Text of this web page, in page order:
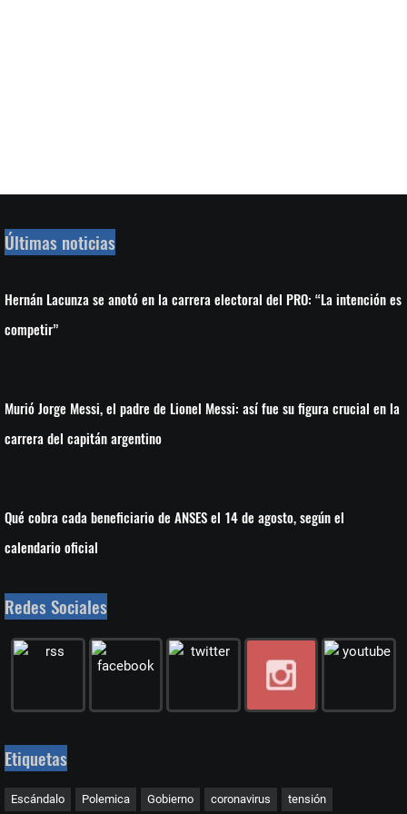
Últimas noticias
Hernán Lacunza se anotó en la carrera electoral del PRO: “La intención es
competir”
Murió Jorge Messi, el padre de Lionel Messi: así fue su figura crucial en la
carrera del capitán argentino
Qué cobra cada beneficiario de ANSES el 14 de agosto, según el
calendario oficial
Redes Sociales
Etiquetas
Escándalo Polemica Gobierno coronavirus tensión